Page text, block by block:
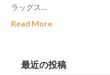
ラッグス…
Read More
最近の投稿